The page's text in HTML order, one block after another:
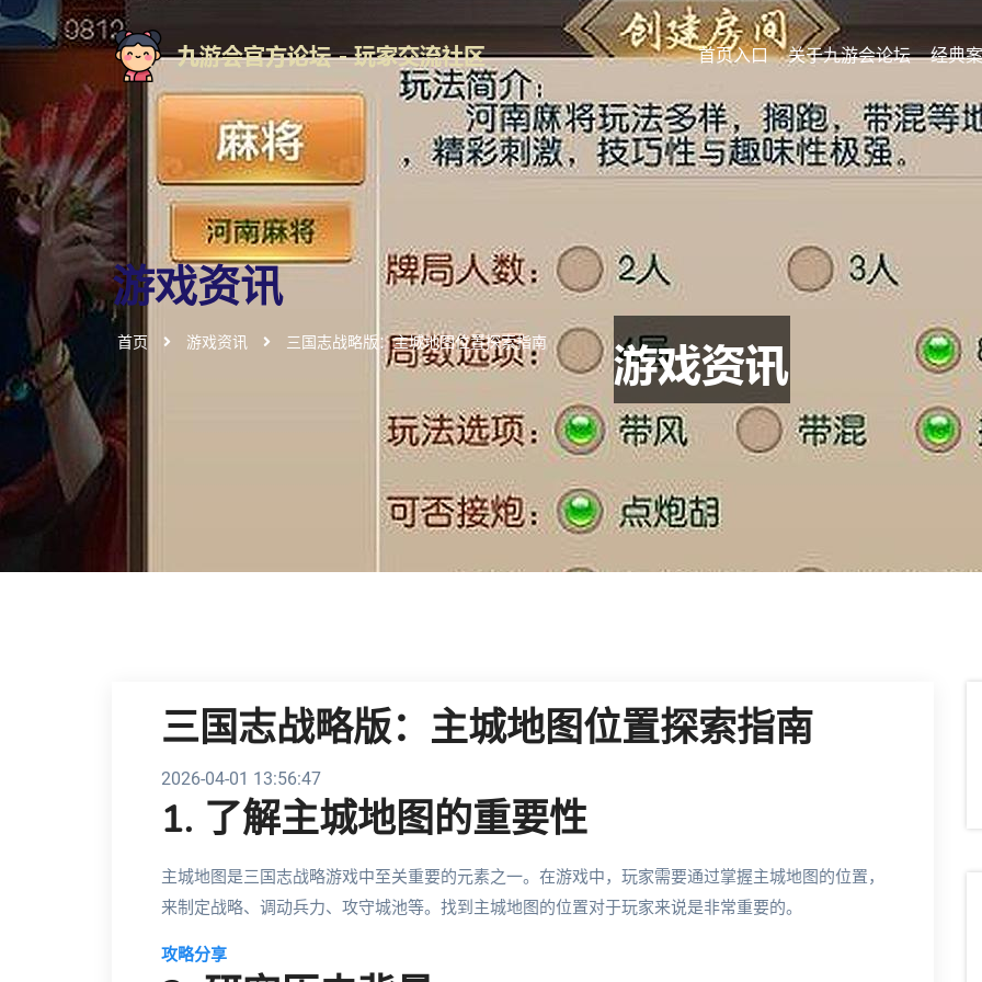
首页入口 关于九游会论坛 经典
游戏资讯
首页 游戏资讯 三国志战略版：主城地图位置探索指南
三国志战略版：主城地图位置探索指南
2026-04-01 13:56:47
1. 了解主城地图的重要性
主城地图是三国志战略游戏中至关重要的元素之一。在游戏中，玩家需要通过掌握主城地图的位置，
来制定战略、调动兵力、攻守城池等。找到主城地图的位置对于玩家来说是非常重要的。
攻略分享